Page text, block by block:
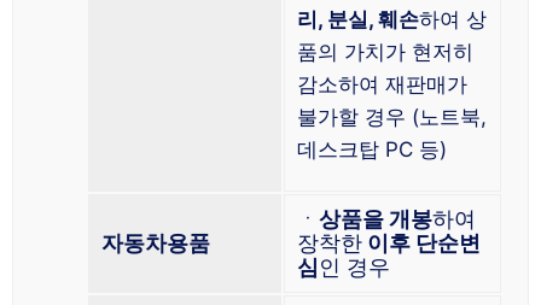
리, 분실, 훼손하여 상
품의 가치가 현저히
감소하여 재판매가
불가할 경우 (노트북,
데스크탑 PC 등)
자동차용품
ㆍ 상품을 개봉하여
장착한 이후 단순변
심인 경우